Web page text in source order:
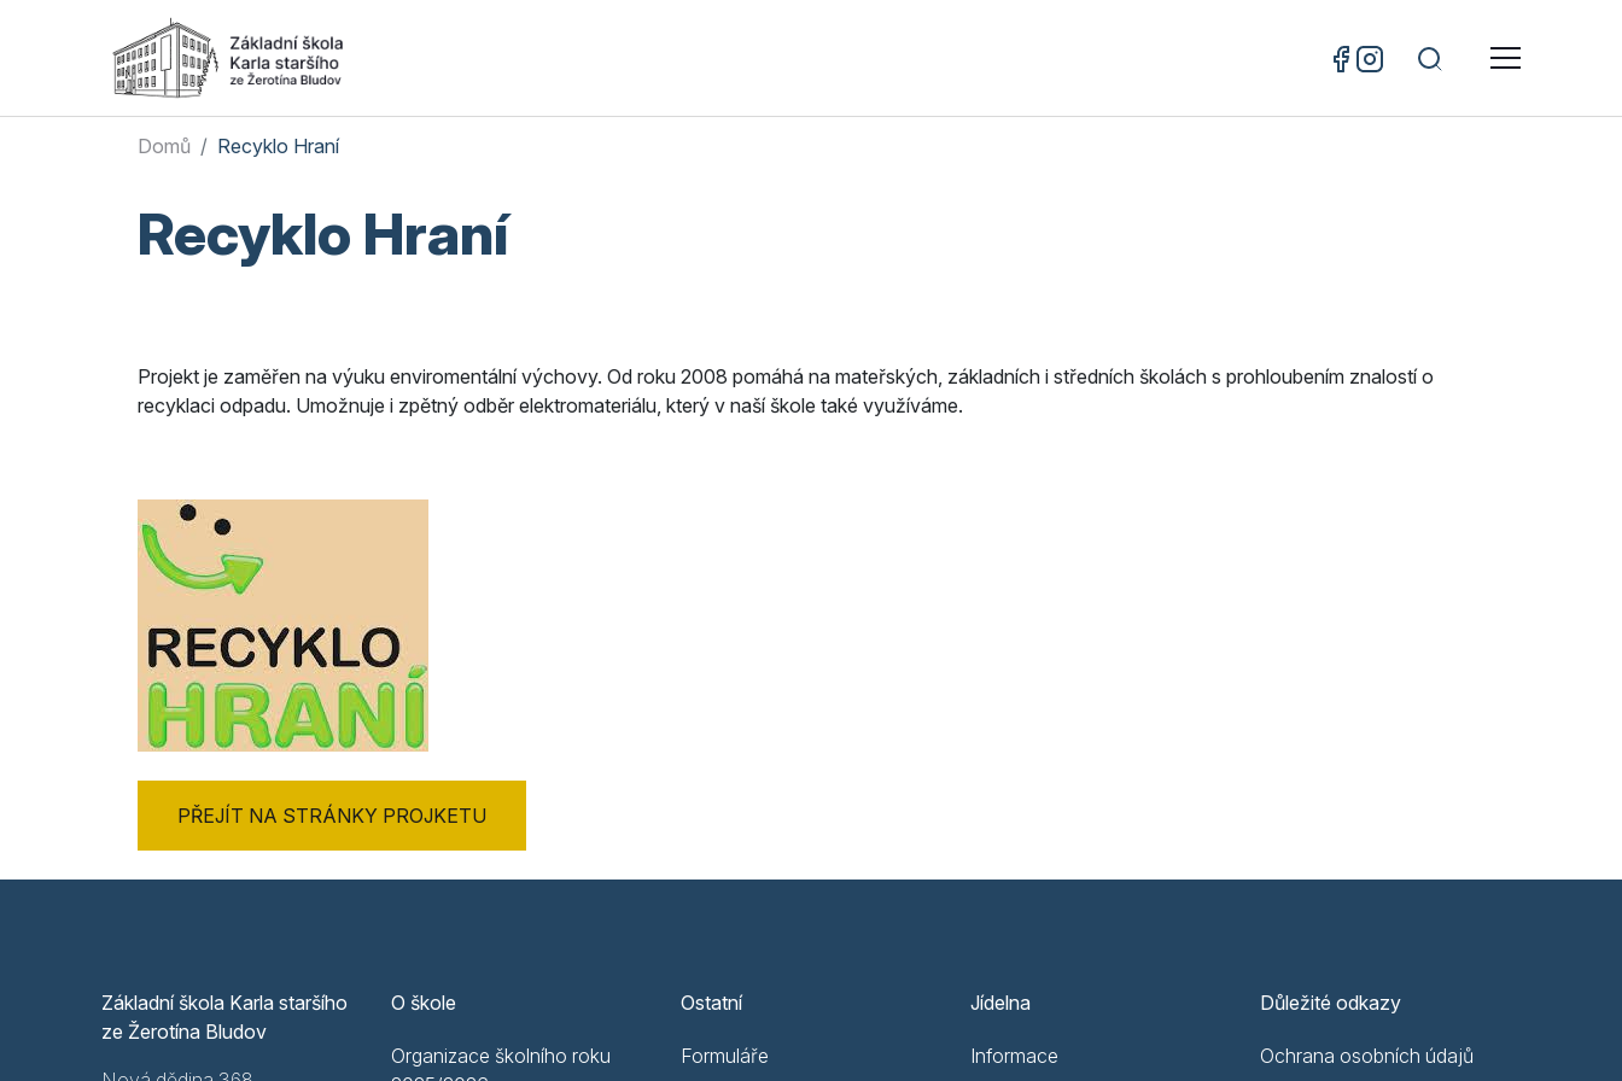
Domů Recyklo Hraní
Recyklo Hraní
Projekt je zaměřen na výuku enviromentální výchovy. Od roku 2008 pomáhá na mateřských, základních i středních školách s prohloubením znalostí o
recyklaci odpadu. Umožnuje i zpětný odběr elektromateriálu, který v naší škole také využíváme.
PŘEJÍT NA STRÁNKY PROJKETU
Základní škola Karla staršího
ze Žerotína Bludov
O škole
Organizace školního roku
Ostatní
Formuláře
Jídelna
Informace
Důležité odkazy
Ochrana osobních údajů